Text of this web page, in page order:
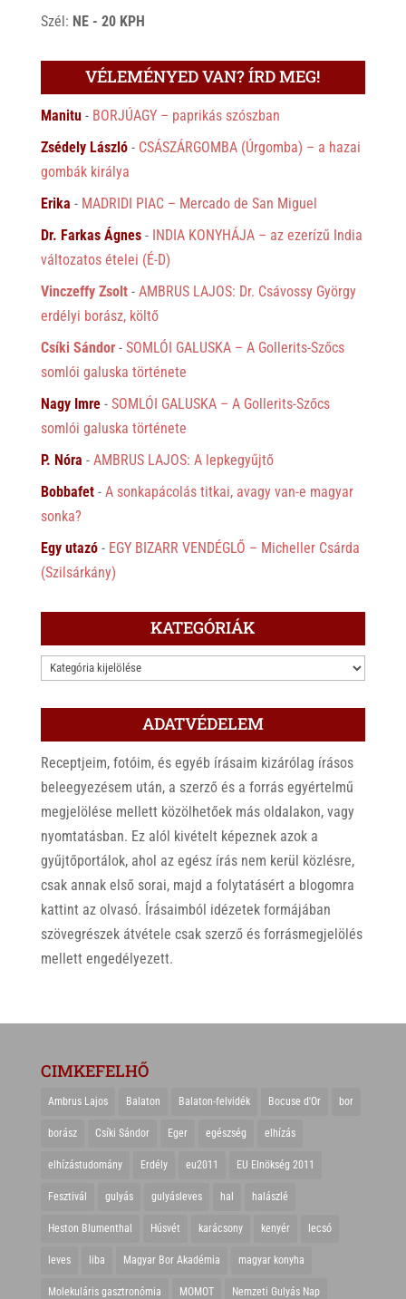
Szél: NE - 20 KPH
VÉLEMÉNYED VAN? ÍRD MEG!
Manitu- BORJÚAGY – paprikás szószban
Zsédely László- CSÁSZÁRGOMBA (Úrgomba) – a hazai
gombák királya
Erika - MADRIDI PIAC – Mercado de San Miguel
Dr. Farkas Ágnes- INDIA KONYHÁJA – az ezerízű India
változatos ételei (É-D)
Vinczeffy Zsolt- AMBRUS LAJOS: Dr. Csávossy György
erdélyi borász, költő
Csíki Sándor- SOMLÓI GALUSKA – A Gollerits-Szőcs
somlói galuska története
Nagy Imre- SOMLÓI GALUSKA – A Gollerits-Szőcs
somlói galuska története
P. Nóra - AMBRUS LAJOS: A lepkegyűjtő
Bobbafet- A sonkapácolás titkai, avagy van-e magyar
sonka?
Egy utazó- EGY BIZARR VENDÉGLŐ – Micheller Csárda
(Szilsárkány)
KATEGÓRIÁK
KATEGÓRIÁK
ADATVÉDELEM
Receptjeim, fotóim, és egyéb írásaim kizárólag írásos
beleegyezésem után, a szerző és a forrás egyértelmű
megjelölése mellett közölhetőek más oldalakon, vagy
nyomtatásban. Ez alól kivételt képeznek azok a
gyűjtőportálok, ahol az egész írás nem kerül közlésre,
csak annak első sorai, majd a folytatásért a blogomra
kattint az olvasó. Írásaimból idézetek formájában
szövegrészek átvétele csak szerző és forrásmegjelölés
mellett engedélyezett.
CIMKEFELHŐ
Ambrus Lajos Balaton Balaton-felvidék Bocuse d'Or bor
borász Csíki Sándor Eger egészség elhízás
elhízástudomány Erdély eu2011 EU Elnökség 2011
Fesztivál gulyás gulyásleves hal halászlé
Heston Blumenthal Húsvét karácsony kenyér lecsó
leves liba Magyar Bor Akadémia magyar konyha
Molekuláris gasztronómia MOMOT Nemzeti Gulyás Nap